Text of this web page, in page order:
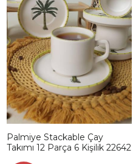
Palmiye Stackable Çay
Takımı 12 Parça 6 Kişilik 22642